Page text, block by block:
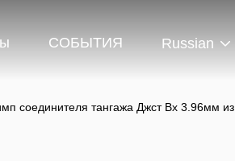
СОБЫТИЯ Russian
соединителя тангажа Джст Вх 3.96мм